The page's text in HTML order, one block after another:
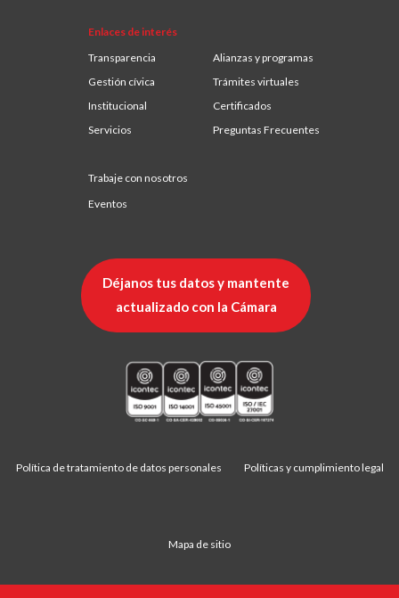
Enlaces de interés
Transparencia
Alianzas y programas
Gestión cívica
Trámites virtuales
Institucional
Certificados
Servicios
Preguntas Frecuentes
Trabaje con nosotros
Eventos
Déjanos tus datos y mantente
actualizado con la Cámara
Política de tratamiento de datos personales Políticas y cumplimiento legal
Mapa de sitio